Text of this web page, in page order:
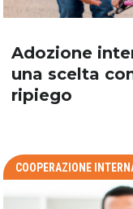
Adozione
una scelta
ripiego
COOPERAZIONE